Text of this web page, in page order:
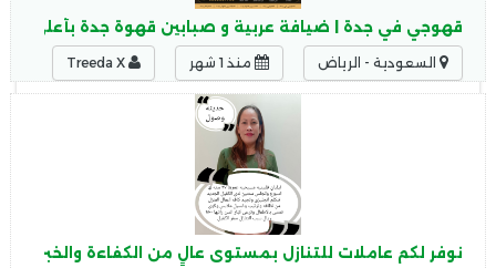
قهوجي في جدة | ضيافة عربية و صبابين قهوة جدة بأعلى
السعودية - الرياض منذ 1 شهر
نوفر لكم عاملات للتنازل بمستوى عالٍ من الكفاءة والخبرة